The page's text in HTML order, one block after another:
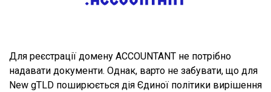
Для реєстрації домену ACCOUNTANT не потрібно
надавати документи. Однак, варто не забувати, що для
New gTLD поширюється дія Єдиної політики вирішення